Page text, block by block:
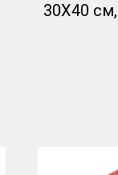
30Х40